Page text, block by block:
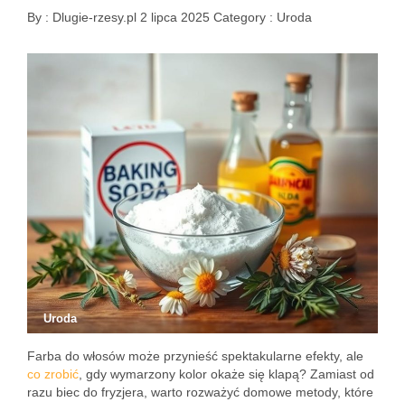
By : Dlugie-rzesy.pl 2 lipca 2025 Category : Uroda
Uroda
Farba do włosów może przynieść spektakularne efekty, ale
co zrobić , gdy wymarzony kolor okaże się klapą? Zamiast od
razu biec do fryzjera, warto rozważyć domowe metody, które